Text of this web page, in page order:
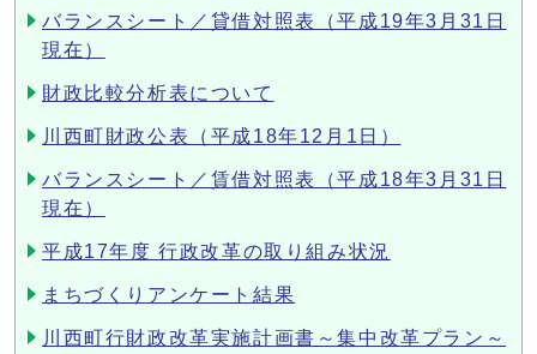
バランスシート／貸借対照表（平成19年3月31日
現在）
財政比較分析表について
川西町財政公表（平成18年12月1日）
バランスシート／賃借対照表（平成18年3月31日
現在）
平成17年度 行政改革の取り組み状況
まちづくりアンケート結果
川西町行財政改革実施計画書～集中改革プラン～